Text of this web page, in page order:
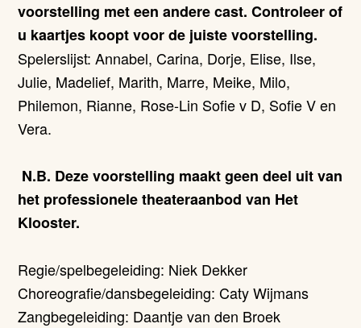
voorstelling met een andere cast. Controleer of
u kaartjes koopt voor de juiste voorstelling.
Spelerslijst: Annabel, Carina, Dorje, Elise, Ilse,
Julie, Madelief, Marith, Marre, Meike, Milo,
Philemon, Rianne, Rose-Lin Sofie v D, Sofie V en
Vera.
N.B. Deze voorstelling maakt geen deel uit van
het professionele theateraanbod van Het
Klooster.
Regie/spelbegeleiding: Niek Dekker
Choreografie/dansbegeleiding: Caty Wijmans
Zangbegeleiding: Daantje van den Broek